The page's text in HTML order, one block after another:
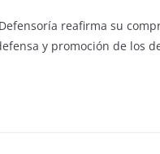
reafirma su
y promoción de los